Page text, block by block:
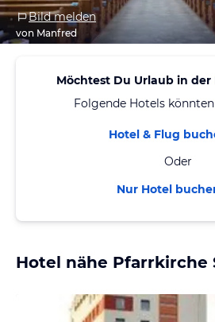
Bild melden
von Manfred
Möchtest Du Urlaub in der
Folgende Hotels
Hotel & Flug
Oder
Nur Hotel
Hotel nähe Pfarrkirche